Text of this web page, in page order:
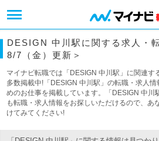
DESIGN 中川駅に関する求人・
8/7（金）更新＞
マイナビ転職では「DESIGN 中川駅」に関連す
多数掲載中!「DESIGN 中川駅」の転職・求人
めのお仕事を掲載しています。「DESIGN 中川
も転職・求人情報をお探しいただけるので、あ
けてみてください!